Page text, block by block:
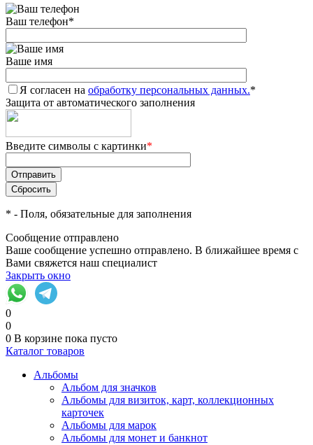
Ваш телефон*
Ваше имя
Я согласен на обработку персональных данных.*
Защита от автоматического заполнения
Введите символы с картинки*
* - Поля, обязательные для заполнения
Сообщение отправлено
Ваше сообщение успешно отправлено. В ближайшее время с
Вами свяжется наш специалист
Закрыть окно
0
0
0 В корзине пока пусто
Каталог товаров
Альбомы
Альбом для значков
Альбомы для визиток, карт, коллекционных
карточек
Альбомы для марок
Альбомы для монет и банкнот